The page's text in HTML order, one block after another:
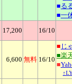
■る
■一
17,200 16/10
6,600 無料 16/10
■ じ
■楽
■